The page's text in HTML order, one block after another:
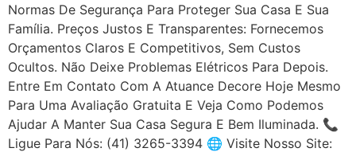
Normas De Segurança Para Proteger Sua Casa E Sua
Família. Preços Justos E Transparentes: Fornecemos
Orçamentos Claros E Competitivos, Sem Custos
Ocultos. Não Deixe Problemas Elétricos Para Depois.
Entre Em Contato Com A Atuance Decore Hoje Mesmo
Para Uma Avaliação Gratuita E Veja Como Podemos
Ajudar A Manter Sua Casa Segura E Bem Iluminada. 📞
Ligue Para Nós: (41) 3265-3394 🌐 Visite Nosso Site: